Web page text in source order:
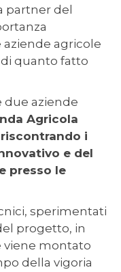
partner del
aziende agricole
quanto fatto
due aziende
Agricola
i
e del
presso le
sperimentati
progetto, in
viene montato
della vigoria